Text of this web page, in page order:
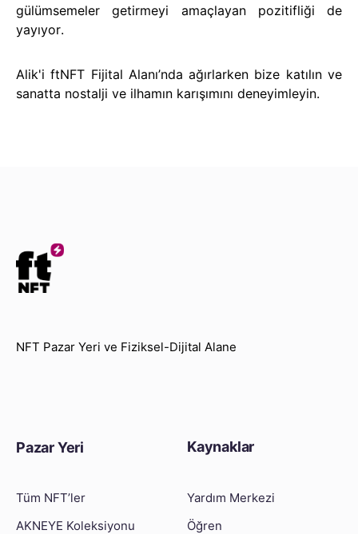
gülümsemeler getirmeyi amaçlayan pozitifliği de
yayıyor.
Alik'i ftNFT Fijital Alanı’nda ağırlarken bize katılın ve
sanatta nostalji ve ilhamın karışımını deneyimleyin.
NFT Pazar Yeri ve Fiziksel-Dijital Alane
Pazar Yeri
Tüm NFT’ler
AKNEYE Koleksiyonu
Kaynaklar
Yardım Merkezi
Öğren